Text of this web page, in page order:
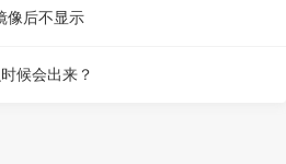
像后不显示
候会出来？